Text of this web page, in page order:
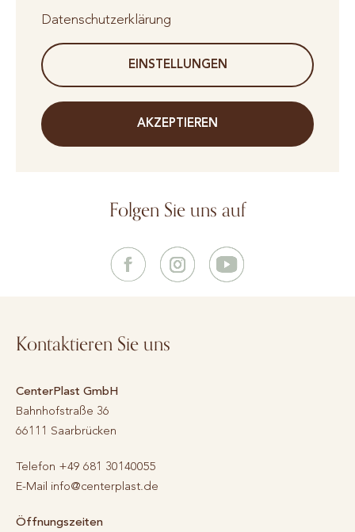
Datenschutzerklärung
EINSTELLUNGEN
AKZEPTIEREN
Folgen Sie uns auf
Kontaktieren Sie uns
CenterPlast GmbH
Bahnhofstraße 36
66111 Saarbrücken
Telefon +49 681 30140055
E-Mail info@centerplast.de
Öffnungszeiten